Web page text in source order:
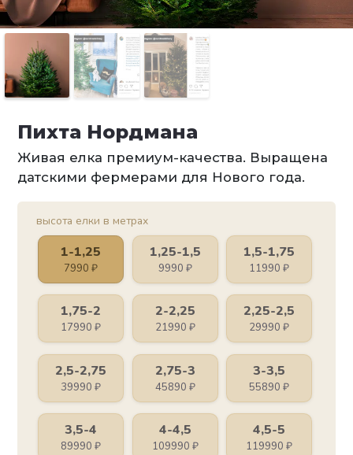
Пихта Нордмана
Живая елка премиум-качества. Выращена
датскими фермерами для Нового года.
высота елки в метрах
1-1,25
7990 ₽
1,25-1,5
9990 ₽
1,5-1,75
11990₽
1,75-2
17990 ₽
2-2,25
21990 ₽
2,25-2,5
29990₽
2,5-2,75
39990 ₽
2,75-3
45890 ₽
3-3,5
55890₽
3,5-4
89990 ₽
4-4,5
109990 ₽
4,5-5
119990₽